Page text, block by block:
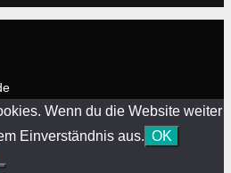
Wenn du die Website weiter
Einverständnis aus. OK